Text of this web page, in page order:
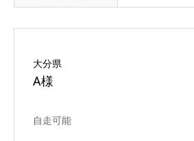
大分県
A様
自走可能